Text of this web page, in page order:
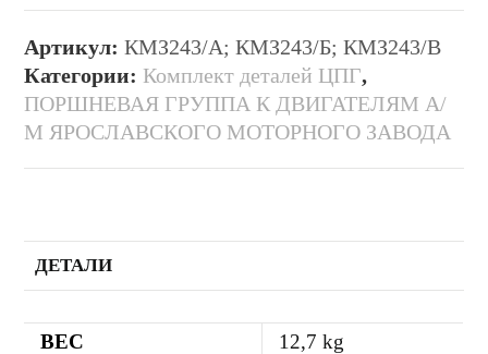
Артикул:КМЗ243/А; КМЗ243/Б; КМЗ243/В
Категории: Комплект деталей ЦПГ,
ПОРШНЕВАЯ ГРУППА К ДВИГАТЕЛЯМ А/
М ЯРОСЛАВСКОГО МОТОРНОГО ЗАВОДА
ДЕТАЛИ
ВЕС
12,7 kg